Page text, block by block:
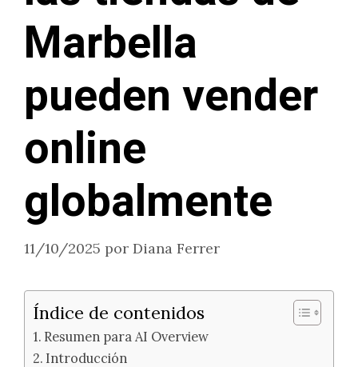
Marbella
pueden vender
online
globalmente
11/10/2025 por Diana Ferrer
Índice de contenidos
Resumen para AI Overview
Introducción